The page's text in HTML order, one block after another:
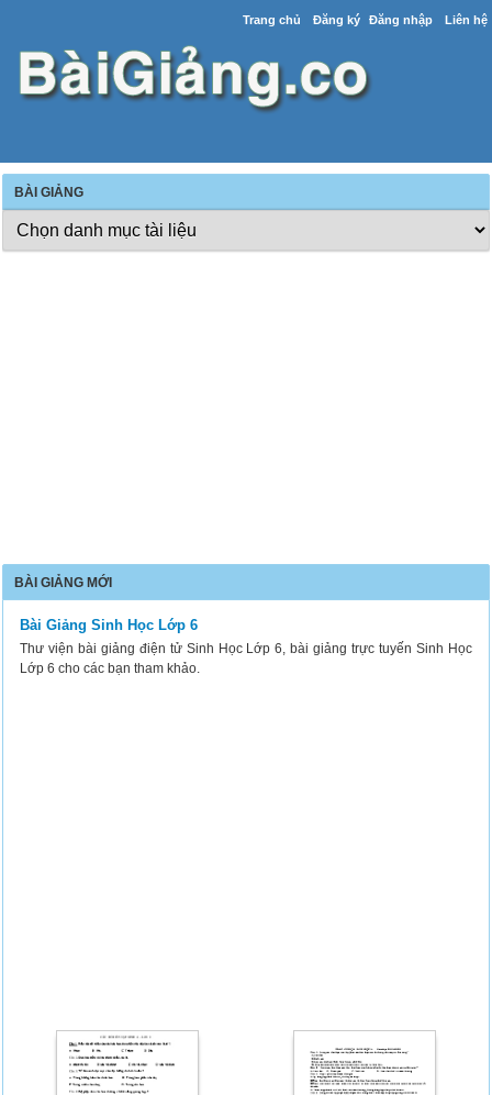
Trang chủ Đăng ký Đăng nhập Liên hệ
BÀI GIẢNG
BÀI GIẢNG MỚI
Bài Giảng Sinh Học Lớp 6
Thư viện bài giảng điện tử Sinh Học Lớp 6, bài giảng trực tuyến Sinh Học
Lớp 6 cho các bạn tham khảo.